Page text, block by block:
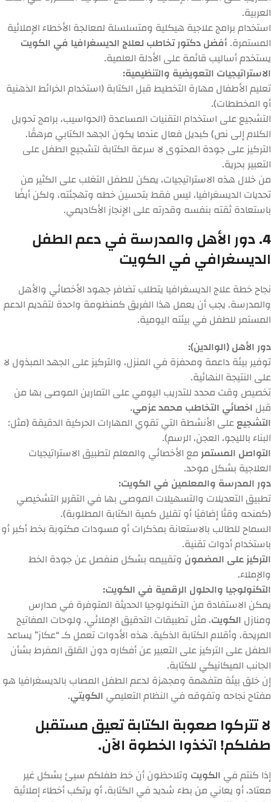
العربية.
استخدام برامج علاجية هيكلية ومتسلسلة لمعالجة الأخطاء الإملائية
المستمرة. أفضل دكتور تخاطب لعلاج الديسغرافيا في الكويت
يستخدم أساليب قائمة على الأدلة العلمية.
الاستراتيجيات التعويضية والتنظيمية:
تعليم الأطفال مهارة التخطيط قبل الكتابة (استخدام الخرائط الذهنية
أو المخططات).
التشجيع على استخدام التقنيات المساعدة (الحواسيب، برامج تحويل
الكلام إلى نص) كبديل فعال عندما يكون الجهد الكتابي مرهقًا.
التركيز على جودة المحتوى لا سرعة الكتابة لتشجيع الطفل على
التعبير بحرية.
من خلال هذه الاستراتيجيات، يمكن للطفل التغلب على الكثير من
تحديات الديسغرافيا، ليس فقط بتحسين خطه وتهجئته، ولكن أيضًا
باستعادة ثقته بنفسه وقدرته على الإنجاز الأكاديمي.
4. دور الأهل والمدرسة في دعم الطفل
الديسغرافي في الكويت
نجاح خطة علاج الديسغرافيا يتطلب تضافر جهود الأخصائي والأهل
والمدرسة. يجب أن يعمل هذا الفريق كمنظومة واحدة لتقديم الدعم
المستمر للطفل في بيئته اليومية.
دور الأهل (الوالدين):
توفير بيئة داعمة ومحفزة في المنزل، والتركيز على الجهد المبذول لا
على النتيجة النهائية.
تخصيص وقت محدد للتدريب اليومي على التمارين الموصى بها من
قبل اخصائي التخاطب محمد عزمي.
التشجيععلى الأنشطة التي تقوي المهارات الحركية الدقيقة (مثل:
البناء بالليجو، العجن، الرسم).
التواصل المستمرمع الأخصائي والمعلم لتطبيق الاستراتيجيات
العلاجية بشكل موحد.
دور المدرسة والمعلمين في الكويت:
تطبيق التعديلات والتسهيلات الموصى بها في التقرير التشخيصي
(كمنحه وقتًا إضافيًا أو تقليل كمية الكتابة المطلوبة).
السماح للطالب بالاستعانة بمذكرات أو مسودات مكتوبة بخط أكبر أو
باستخدام أدوات تقنية.
التركيز على المضمون وتقييمه بشكل منفصل عن جودة الخط
والإملاء.
التكنولوجيا والحلول الرقمية في الكويت:
يمكن الاستفادة من التكنولوجيا الحديثة المتوفرة في مدارس
ومنازل الكويت، مثل تطبيقات التدقيق الإملائي، ولوحات المفاتيح
المريحة، وأقلام الكتابة الذكية. هذه الأدوات تعمل كـ “عكاز” يساعد
الطفل على التركيز على التعبير عن أفكاره دون القلق المفرط بشأن
الجانب الميكانيكي للكتابة.
إن خلق بيئة متفهمة ومجهزة لدعم الطفل المصاب بالديسغرافيا هو
مفتاح نجاحه وتفوقه في النظام التعليمي الكويتي.
لا تتركوا صعوبة الكتابة تعيق مستقبل
طفلكم! اتخذوا الخطوة الآن.
إذا كنتم في الكويت وتلاحظون أن خط طفلكم سيئ بشكل غير
معتاد، أو يعاني من بطء شديد في الكتابة، أو يرتكب أخطاء إملائية